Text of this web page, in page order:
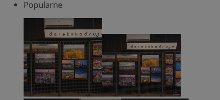
Popularne